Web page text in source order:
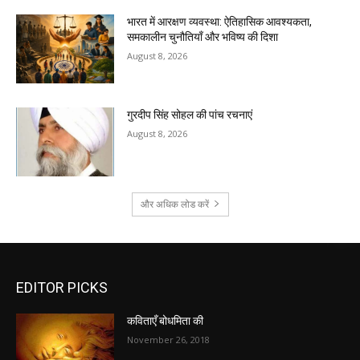
भारत में आरक्षण व्यवस्था: ऐतिहासिक आवश्यकता,
समकालीन चुनौतियाँ और भविष्य की दिशा
August 8, 2026
गुरदीप सिंह सोहल की पांच रचनाएं
August 8, 2026
और अधिक लोड करें
EDITOR PICKS
कविताएँ बोधमिता की
November 26, 2018